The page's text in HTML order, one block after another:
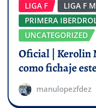
LIGA F
LIGA F
PRIMERA
UNCATEGORIZED
Oficial | Kerolin
como fichaje
manulopezfdez